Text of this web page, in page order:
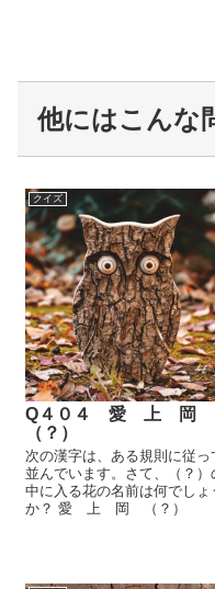
他にはこんな
クイズ
Q４０４ 愛 上 岡
（？）
次の漢字は、ある規則に従っ
並んでいます。さて、（？）
中に入る花の名前は何でしょ
か？ 愛 上 岡 （？）